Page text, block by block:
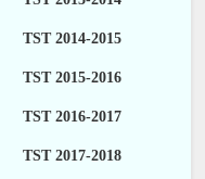
TST 2014-2015
TST 2015-2016
TST 2016-2017
TST 2017-2018